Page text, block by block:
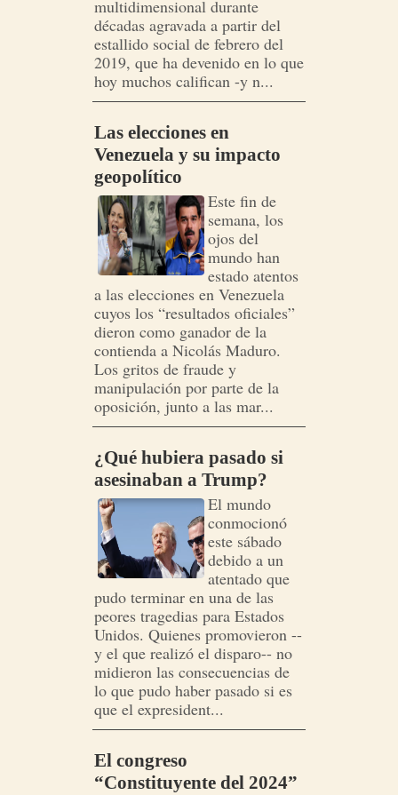
multidimensional durante
décadas agravada a partir del
estallido social de febrero del
2019, que ha devenido en lo que
hoy muchos califican -y n...
Las elecciones en
Venezuela y su impacto
geopolítico
Este fin de
semana, los
ojos del
mundo han
estado atentos
a las elecciones en Venezuela
cuyos los “resultados oficiales”
dieron como ganador de la
contienda a Nicolás Maduro.
Los gritos de fraude y
manipulación por parte de la
oposición, junto a las mar...
¿Qué hubiera pasado si
asesinaban a Trump?
El mundo
conmocionó
este sábado
debido a un
atentado que
pudo terminar en una de las
peores tragedias para Estados
Unidos. Quienes promovieron --
y el que realizó el disparo-- no
midieron las consecuencias de
lo que pudo haber pasado si es
que el expresident...
El congreso
“Constituyente del 2024”